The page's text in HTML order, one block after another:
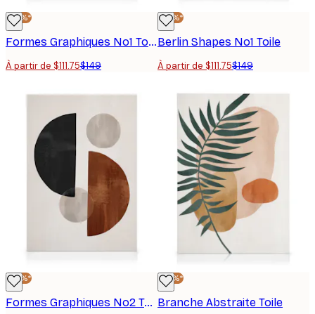
-25%*
Formes Graphiques No1 Toile
À partir de $111.75$149
-25%*
Berlin Shapes No1 Toile
À partir de $111.75$149
-25%*
Formes Graphiques No2 Toile
-25%*
Branche Abstraite Toile